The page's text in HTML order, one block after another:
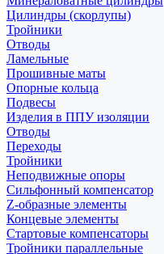
Цилиндры (скорлупы)
Тройники
Отводы
Ламельные
Прошивные маты
Опорные кольца
Подвесы
Изделия в ППУ изоляции
Отводы
Переходы
Тройники
Неподвижные опоры
Cильфонный компенсатор
Z-образные элементы
Концевые элементы
Стартовые компенсаторы
Тройники параллельные